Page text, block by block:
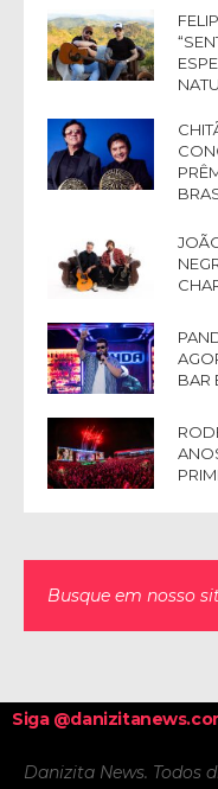
BAR
Siga
Danizita News. Todos